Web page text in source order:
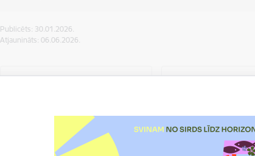
Publicēts: 30.01.2026.
Atjaunināts: 06.06.2026.
Informācija par
līdzfinansējuma pieprasīšanu
Informācija par
līdzfinansējuma